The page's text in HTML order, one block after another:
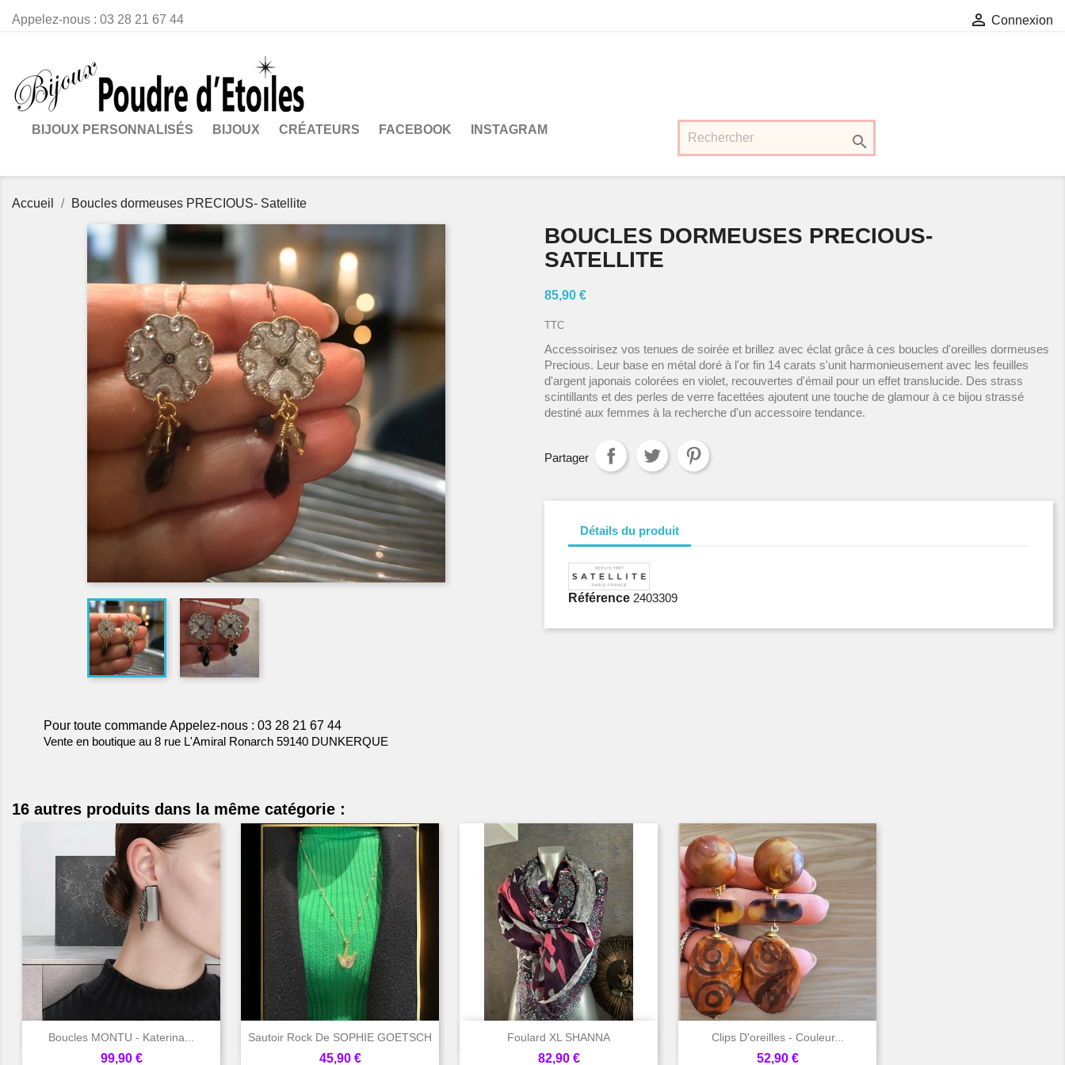
Appelez-nous : 03 28 21 67 44  Connexion

BIJOUX PERSONNALISÉS BIJOUX CRÉATEURS FACEBOOK INSTAGRAM
Accueil Boucles dormeuses PRECIOUS- Satellite
Pour toute commande Appelez-nous : 03 28 21 67 44
Vente en boutique au 8 rue L'Amiral Ronarch 59140 DUNKERQUE
BOUCLES DORMEUSES PRECIOUS-
SATELLITE
85,90 €
TTC
Accessoirisez vos tenues de soirée et brillez avec éclat grâce à ces boucles d'oreilles dormeuses
Precious. Leur base en métal doré à l'or fin 14 carats s'unit harmonieusement avec les feuilles
d'argent japonais colorées en violet, recouvertes d'émail pour un effet translucide. Des strass
scintillants et des perles de verre facettées ajoutent une touche de glamour à ce bijou strassé
destiné aux femmes à la recherche d'un accessoire tendance.
Partager
Détails du produit
Référence 2403309
16 autres produits dans la même catégorie :
Boucles MONTU - Katerina...
Prix
99,90 €
 Aperçu rapide Sautoir Rock De SOPHIE GOETSCH
Prix
45,90 €
Aperçu rapide Foulard XL SHANNA
Prix
82,90 €
Aperçu rapide Clips D'oreilles - Couleur...
Prix
52,90 €
Aperçu rapide